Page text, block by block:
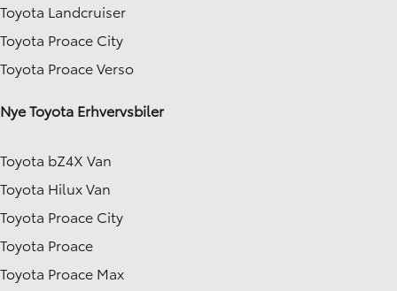
Toyota Landcruiser
Toyota Proace City
Toyota Proace Verso
Nye Toyota Erhvervsbiler
Toyota bZ4X Van
Toyota Hilux Van
Toyota Proace City
Toyota Proace
Toyota Proace Max